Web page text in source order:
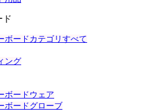
ド
ボードカテゴリすべて
ング
ボードウェア
ボードグローブ